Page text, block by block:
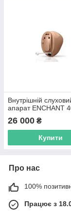
Внутрішній
апарат ENCHANT
26 000 ₴
Купити
Про нас
100%
Працює з